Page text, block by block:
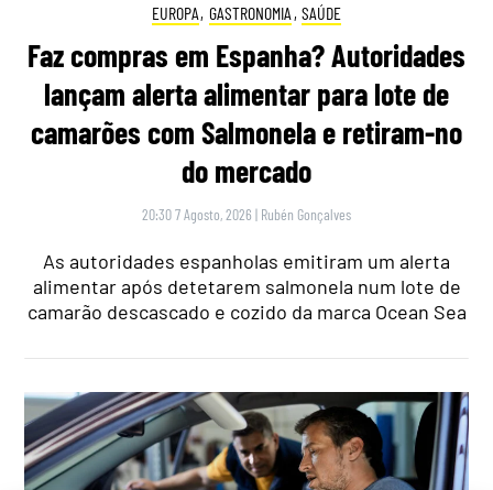
EUROPA, GASTRONOMIA , SAÚDE
Faz compras em Espanha? Autoridades
lançam alerta alimentar para lote de
camarões com Salmonela e retiram-no
do mercado
20:30 7 Agosto, 2026 | Rubén Gonçalves
As autoridades espanholas emitiram um alerta
alimentar após detetarem salmonela num lote de
camarão descascado e cozido da marca Ocean Sea